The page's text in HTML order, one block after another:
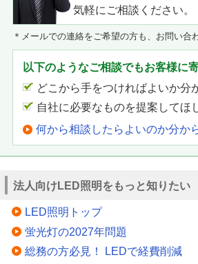
気軽にご相談ください。
＊メールでの連絡をご希望の方も、お問い合
以下のようなご相談でもお客様に
どこから手をつければよいか分
自社に必要なものを提案してほ
何から相談したらよいのか分か
法人向けLED照明をもっと知りたい
LED照明トップ
蛍光灯の2027年問題
総務の方必見！ LEDで経費削減